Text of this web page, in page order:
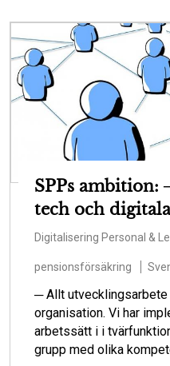
SPPs ambition:
tech och
Digitalisering Personal &
pensionsförsäkring
─ Allt utvecklingsarbete
organisation. Vi har
arbetssätt i i
grupp med olika